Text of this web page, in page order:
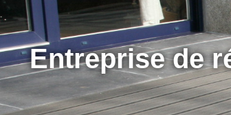
Entreprise de